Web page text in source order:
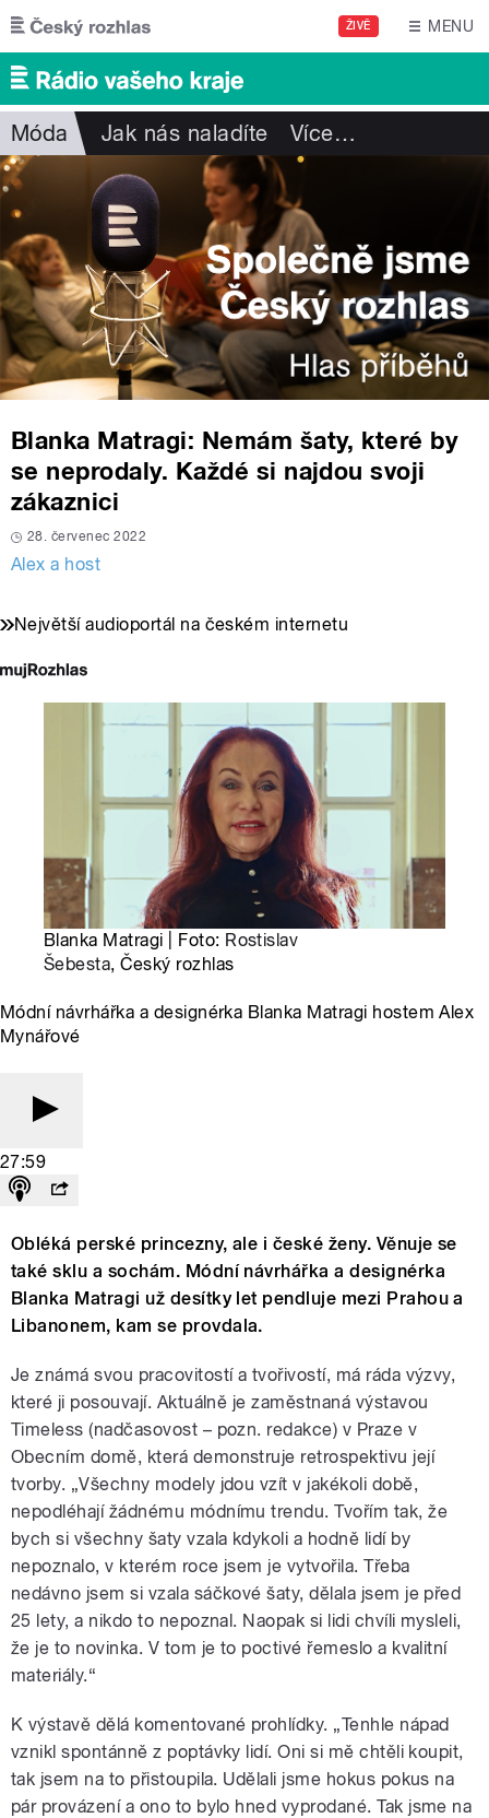
Přejít k hlavnímu obsahu
ŽIVĚ MENU
Móda Jak nás naladíte Více…
Blanka Matragi: Nemám šaty, které by
se neprodaly. Každé si najdou svoji
zákaznici
28. červenec 2022
Alex a host
Největší audioportál na českém internetu
Blanka Matragi | Foto: Rostislav
Šebesta, Český rozhlas
Módní návrhářka a designérka Blanka Matragi hostem Alex
Mynářové
27:59
Obléká perské princezny, ale i české ženy. Věnuje se
také sklu a sochám. Módní návrhářka a designérka
Blanka Matragi už desítky let pendluje mezi Prahou a
Libanonem, kam se provdala.
Je známá svou pracovitostí a tvořivostí, má ráda výzvy,
které ji posouvají. Aktuálně je zaměstnaná výstavou
Timeless (nadčasovost – pozn. redakce) v Praze v
Obecním domě, která demonstruje retrospektivu její
tvorby. „Všechny modely jdou vzít v jakékoli době,
nepodléhají žádnému módnímu trendu. Tvořím tak, že
bych si všechny šaty vzala kdykoli a hodně lidí by
nepoznalo, v kterém roce jsem je vytvořila. Třeba
nedávno jsem si vzala sáčkové šaty, dělala jsem je před
25 lety, a nikdo to nepoznal. Naopak si lidi chvíli mysleli,
že je to novinka. V tom je to poctivé řemeslo a kvalitní
materiály.“
K výstavě dělá komentované prohlídky. „Tenhle nápad
vznikl spontánně z poptávky lidí. Oni si mě chtěli koupit,
tak jsem na to přistoupila. Udělali jsme hokus pokus na
pár provázení a ono to bylo hned vyprodané. Tak jsme na